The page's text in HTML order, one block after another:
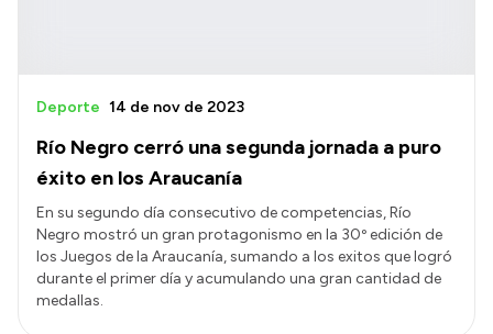
Río Negro cerró una segunda jornada a puro
éxito en los Araucanía
Deporte 14 de nov de 2023
En su segundo día consecutivo de competencias, Río
Negro mostró un gran protagonismo en la 30º edición de
los Juegos de la Araucanía, sumando a los exitos que logró
durante el primer día y acumulando una gran cantidad de
medallas.